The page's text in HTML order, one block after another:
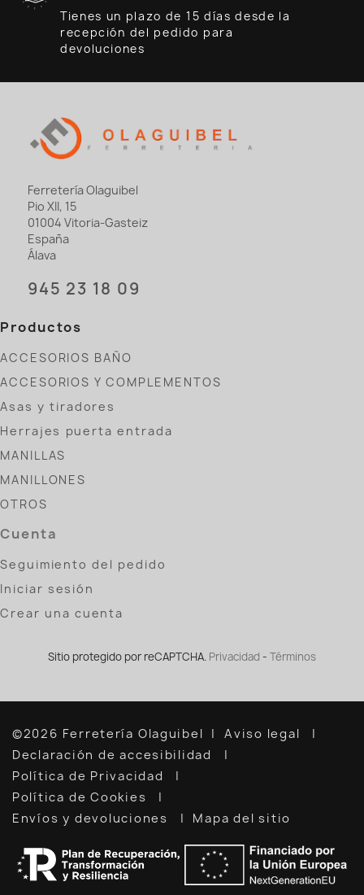
Tienes un plazo de 15 días desde la
recepción del pedido para
devoluciones
Ferretería Olaguibel
Pio XII, 15
01004 Vitoria-Gasteiz
España
Álava
945 23 18 09
Productos
ACCESORIOS BAÑO
ACCESORIOS Y COMPLEMENTOS
Asas y tiradores
Herrajes puerta entrada
MANILLAS
MANILLONES
OTROS
Cuenta
Seguimiento del pedido
Iniciar sesión
Crear una cuenta
Sitio protegido por reCAPTCHA. Privacidad - Términos
©2026 Ferretería Olaguibel
Aviso legal
Declaración de accesibilidad
Política de Privacidad
Política de Cookies
Envíos y devoluciones
Mapa del sitio